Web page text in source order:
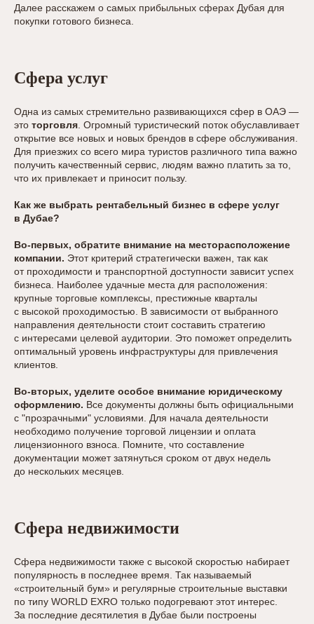
Далее расскажем о самых прибыльных сферах Дубая для
покупки готового бизнеса.
Сфера услуг
Одна из самых стремительно развивающихся сфер в ОАЭ —
это торговля . Огромный туристический поток обуславливает
открытие все новых и новых брендов в сфере обслуживания.
Для приезжих со всего мира туристов различного типа важно
получить качественный сервис, людям важно платить за то,
что их привлекает и приносит пользу.
Как же выбрать рентабельный бизнес в сфере услуг
в Дубае?
Во-первых, обратите внимание на месторасположение
компании. Этот критерий стратегически важен, так как
от проходимости и транспортной доступности зависит успех
бизнеса. Наиболее удачные места для расположения:
крупные торговые комплексы, престижные кварталы
с высокой проходимостью. В зависимости от выбранного
направления деятельности стоит составить стратегию
с интересами целевой аудитории. Это поможет определить
оптимальный уровень инфраструктуры для привлечения
клиентов.
Во-вторых, уделите особое внимание юридическому
оформлению. Все документы должны быть официальными
с "прозрачными" условиями. Для начала деятельности
необходимо получение торговой лицензии и оплата
лицензионного взноса. Помните, что составление
документации может затянуться сроком от двух недель
до нескольких месяцев.
Сфера недвижимости
Сфера недвижимости также с высокой скоростью набирает
популярность в последнее время. Так называемый
«строительный бум» и регулярные строительные выставки
по типу WORLD EXRO только подогревают этот интерес.
За последние десятилетия в Дубае были построены